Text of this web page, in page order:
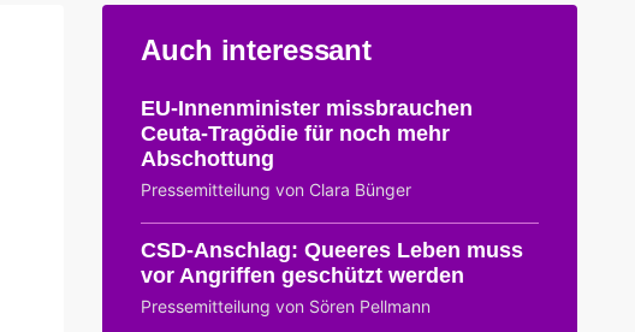
Auch interessant
EU-Innenminister missbrauchen
Ceuta-Tragödie für noch mehr
Abschottung
Pressemitteilung von Clara Bünger
CSD-Anschlag: Queeres Leben muss
vor Angriffen geschützt werden
Pressemitteilung von Sören Pellmann